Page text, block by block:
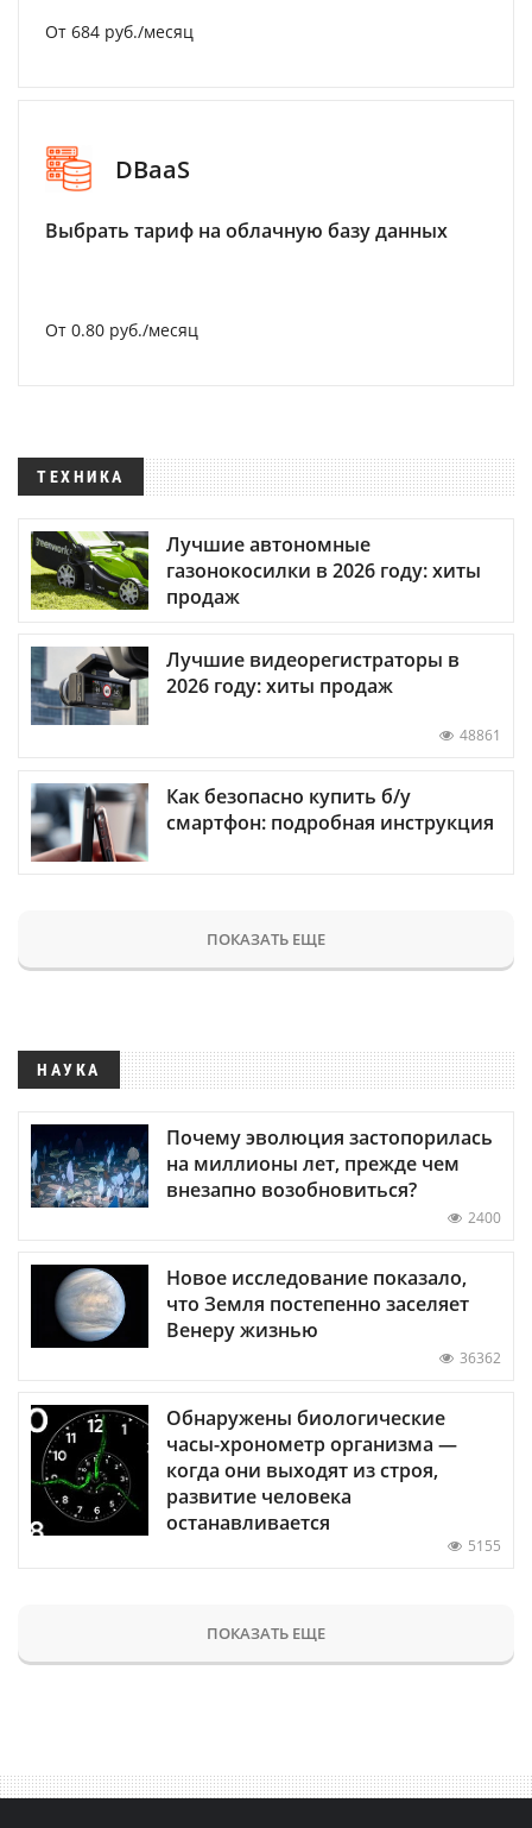
От 684 руб./месяц
DBaaS
Выбрать тариф на облачную базу данных
От 0.80 руб./месяц
ТЕХНИКА
Лучшие автономные
газонокосилки в 2026 году: хиты
продаж
Лучшие видеорегистраторы в
2026 году: хиты продаж
48861
Как безопасно купить б/у
смартфон: подробная инструкция
ПОКАЗАТЬ ЕЩЕ
НАУКА
Почему эволюция застопорилась
на миллионы лет, прежде чем
внезапно возобновиться?
2400
Новое исследование показало,
что Земля постепенно заселяет
Венеру жизнью
36362
Обнаружены биологические
часы-хронометр организма —
когда они выходят из строя,
развитие человека
останавливается
5155
ПОКАЗАТЬ ЕЩЕ